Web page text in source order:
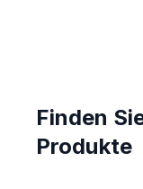
Finden
Produkte